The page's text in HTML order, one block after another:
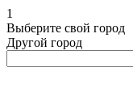
1
Выберите свой город
Другой город